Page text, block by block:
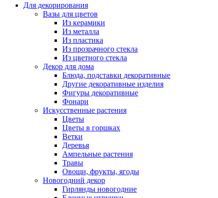
Для декорирования
Вазы для цветов
Из керамики
Из металла
Из пластика
Из прозрачного стекла
Из цветного стекла
Декор для дома
Блюда, подставки декоративные
Другие декоративные изделия
Фигуры декоративные
Фонари
Искусственные растения
Цветы
Цветы в горшках
Ветки
Деревья
Ампельные растения
Травы
Овощи, фрукты, ягоды
Новогодний декор
Гирлянды новогодние